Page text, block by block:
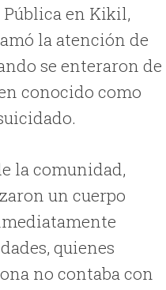
Pública en Kikil,
la atención de
se enteraron de
conocido como
la comunidad,
un cuerpo
quienes
no contaba con